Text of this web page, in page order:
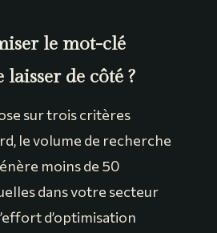
le mot-clé
de côté ?
sur trois critères
le volume de recherche
moins de 50
dans votre secteur
d’optimisation